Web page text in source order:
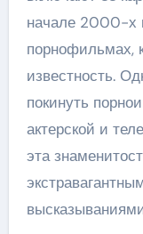
начале 2000-х
порнофильмах,
известность.
покинуть
актерской и
эта